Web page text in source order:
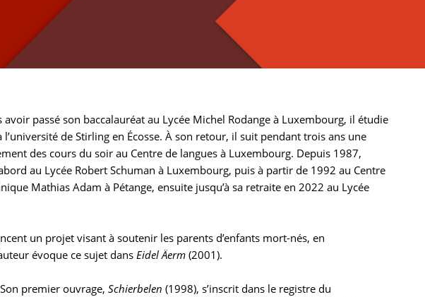
avoir passé son baccalauréat au Lycée Michel Rodange à Luxembourg, il étudie
l’université de Stirling en Écosse. À son retour, il suit pendant trois ans une
des cours du soir au Centre de langues à Luxembourg. Depuis 1987,
au Lycée Robert Schuman à Luxembourg, puis à partir de 1992 au Centre
Mathias Adam à Pétange, ensuite jusqu’à sa retraite en 2022 au Lycée
un projet visant à soutenir les parents d’enfants mort-nés, en
évoque ce sujet dans Eidel Äerm (2001).
premier ouvrage, Schierbelen (1998), s’inscrit dans le registre du